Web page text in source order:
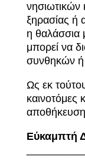
νησιωτικών
ξηρασίας ή
η θαλάσσια
μπορεί να
συνθηκών ή
Ως εκ
καινοτόμες
Εύκαμπτή